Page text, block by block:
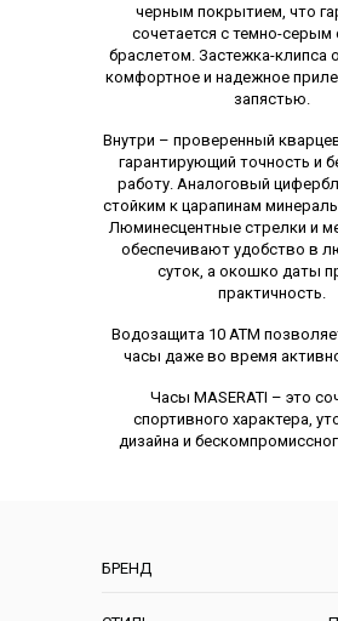
БРЕНД
черным покрытием, что
сочетается с темно-серым
браслетом. Застежка-клипса
комфортное и надежное
запястью.
Внутри – проверенный
гарантирующий точность и
работу. Аналоговый
стойким к царапинам
Люминесцентные стрелки и
обеспечивают удобство в
суток, а окошко даты
практичность.
Водозащита 10 ATM
часы даже во время
Часы MASERATI – это
спортивного характера,
дизайна и